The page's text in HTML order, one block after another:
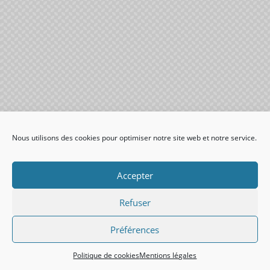
Nous utilisons des cookies pour optimiser notre site web et notre service.
Accepter
Refuser
Préférences
Politique de cookiesMentions légales